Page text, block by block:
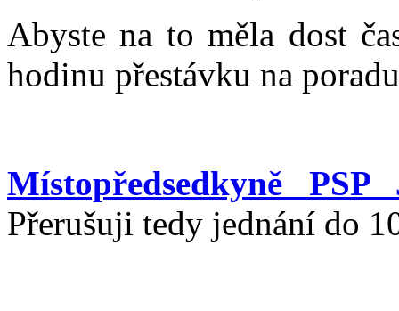
Abyste na to měla dost
hodinu přestávku na
Místopředsedkyně PSP
Přerušuji tedy jednání do